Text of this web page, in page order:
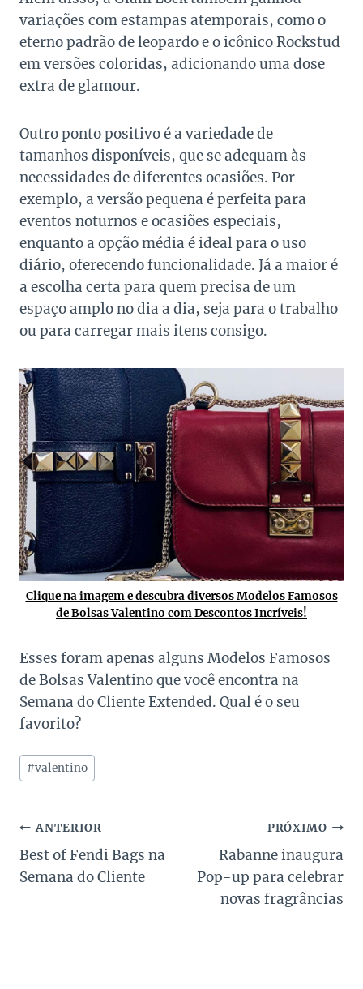
variações com estampas atemporais, como o
eterno padrão de leopardo e o icônico Rockstud
em versões coloridas, adicionando uma dose
extra de glamour.
Outro ponto positivo é a variedade de
tamanhos disponíveis, que se adequam às
necessidades de diferentes ocasiões. Por
exemplo, a versão pequena é perfeita para
eventos noturnos e ocasiões especiais,
enquanto a opção média é ideal para o uso
diário, oferecendo funcionalidade. Já a maior é
a escolha certa para quem precisa de um
espaço amplo no dia a dia, seja para o trabalho
ou para carregar mais itens consigo.
Clique na imagem e descubra diversos Modelos Famosos
de Bolsas Valentino com Descontos Incríveis!
Esses foram apenas alguns Modelos Famosos
de Bolsas Valentino que você encontra na
Semana do Cliente Extended. Qual é o seu
favorito?
Tags
do
#valentino
Navegação
de
ANTERIOR
Best of Fendi Bags na
Semana do Cliente
PRÓXIMO
Rabanne inaugura
Pop-up para celebrar
novas fragrâncias